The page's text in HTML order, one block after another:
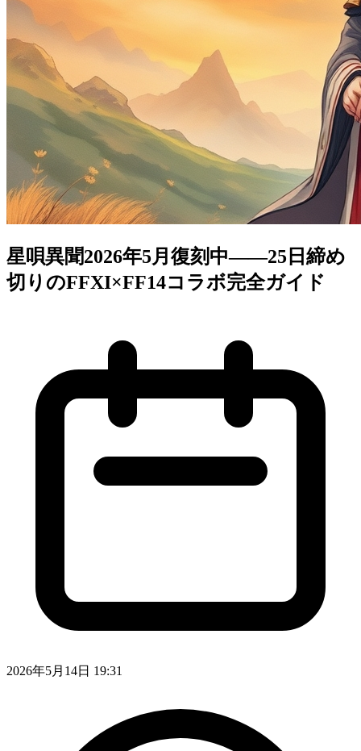
星唄異聞2026年5月復刻中——25日締め
切りのFFXI×FF14コラボ完全ガイド
2026年5月14日 19:31